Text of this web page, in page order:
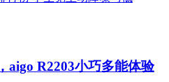
aigo R2203小巧多能体验